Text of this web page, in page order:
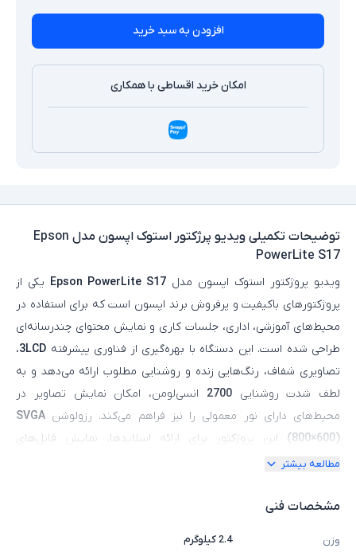
افزودن به سبد خرید
امکان خرید اقساطی با همکاری
توضیحات تکمیلی
ویدیو پرژکتور استوک اپسون مدل Epson
PowerLite S17
ویدیو پروژکتور استوک اپسون مدل Epson PowerLite S17 یکی از
پروژکتورهای باکیفیت و پرفروش برند اپسون است که برای استفاده در
محیط‌های آموزشی، اداری، جلسات کاری و نمایش محتوای چندرسانه‌ای
طراحی شده است. این دستگاه با بهره‌گیری از فناوری پیشرفته 3LCD،
تصاویری شفاف، رنگ‌هایی زنده و روشنایی مطلوب ارائه می‌دهد و به
لطف شدت روشنایی2700 انسی‌لومن، امکان نمایش تصاویر در
محیط‌های دارای نور معمولی را نیز فراهم می‌کند. رزولوشن SVGA
(800×600) این پروژکتور برای ارائه اسلایدها، نمایش فایل‌های
آموزشی، فیلم و محتوای تصویری روزمره کاملاً مناسب بوده و نسبت
درگاهHDMI در کنار سایر ورودی‌های کاربردی، اتصال آسان به لپ‌تاپ،
مطالعه بیشتر
مشخصات فنی
وزن 2.4 کیلوگرم